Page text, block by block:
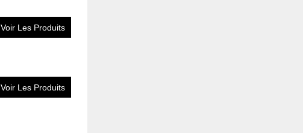
Voir Les Produits
Voir Les Produits